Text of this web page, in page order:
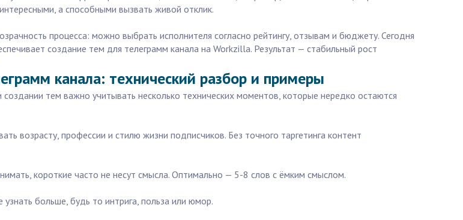
а способными вызвать живой отклик.
процесса: можно выбрать исполнителя согласно рейтингу, отзывам и бюджету. Сегодня
создание тем для телеграмм канала на Workzilla. Результат — стабильный рост
канала: технический разбор и примеры
тем важно учитывать несколько технических моментов, которые нередко остаются
возрасту, профессии и стилю жизни подписчиков. Без точного таргетинга контент
короткие часто не несут смысла. Оптимально — 5-8 слов с ёмким смыслом.
больше, будь то интрига, польза или юмор.